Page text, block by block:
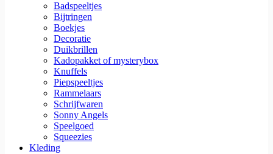
Badspeeltjes
Bijtringen
Boekjes
Decoratie
Duikbrillen
Kadopakket of mysterybox
Knuffels
Piepspeeltjes
Rammelaars
Schrijfwaren
Sonny Angels
Speelgoed
Squeezies
Kleding